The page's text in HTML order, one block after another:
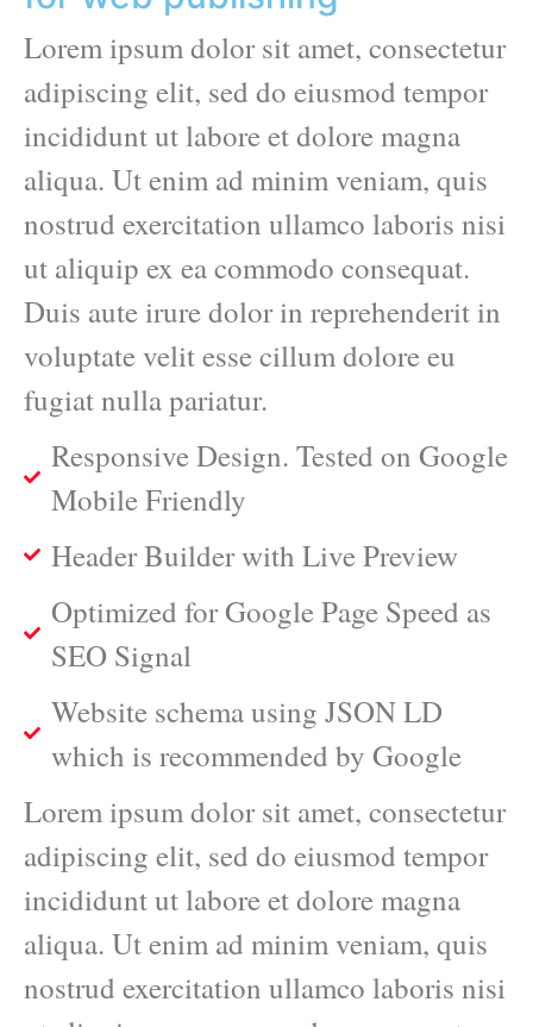
Lorem ipsum dolor sit amet, consectetur
adipiscing elit, sed do eiusmod tempor
incididunt ut labore et dolore magna
aliqua. Ut enim ad minim veniam, quis
nostrud exercitation ullamco laboris nisi
ut aliquip ex ea commodo consequat.
Duis aute irure dolor in reprehenderit in
voluptate velit esse cillum dolore eu
fugiat nulla pariatur.
Responsive Design. Tested on Google
Mobile Friendly
Header Builder with Live Preview
Optimized for Google Page Speed as
SEO Signal
Website schema using JSON LD
which is recommended by Google
Lorem ipsum dolor sit amet, consectetur
adipiscing elit, sed do eiusmod tempor
incididunt ut labore et dolore magna
aliqua. Ut enim ad minim veniam, quis
nostrud exercitation ullamco laboris nisi